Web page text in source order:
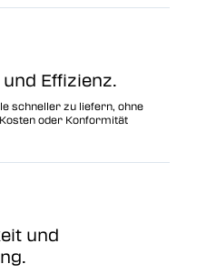
Effizienz.
schneller zu liefern, ohne
oder Konformität
und